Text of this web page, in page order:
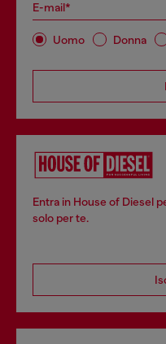
E-mail*
Uomo Donna
Entra in House of Diesel
solo per te.